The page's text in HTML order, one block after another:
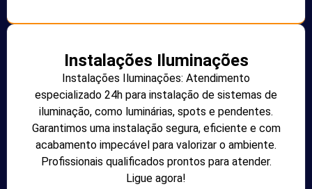
Instalações Iluminações
Instalações Iluminações: Atendimento
especializado 24h para instalação de sistemas de
iluminação, como luminárias, spots e pendentes.
Garantimos uma instalação segura, eficiente e com
acabamento impecável para valorizar o ambiente.
Profissionais qualificados prontos para atender.
Ligue agora!